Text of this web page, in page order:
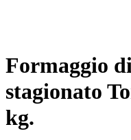
Formaggio
stagionato
kg.